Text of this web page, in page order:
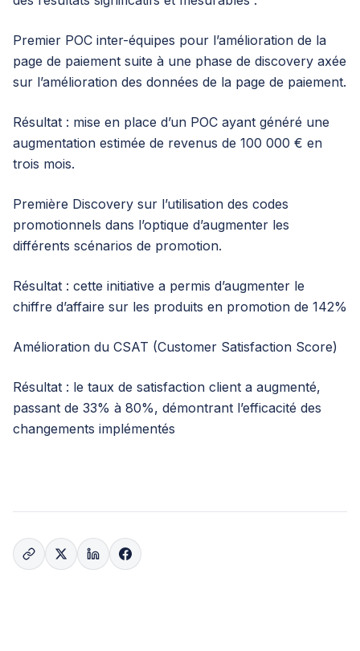
Premier POC inter-équipes pour l’amélioration de la
page de paiement suite à une phase de discovery axée
sur l’amélioration des données de la page de paiement.
Résultat : mise en place d’un POC ayant généré une
augmentation estimée de revenus de 100 000 € en
trois mois.
Première Discovery sur l’utilisation des codes
promotionnels dans l’optique d’augmenter les
différents scénarios de promotion.
Résultat : cette initiative a permis d’augmenter le
chiffre d’affaire sur les produits en promotion de 142%
Amélioration du CSAT (Customer Satisfaction Score)
Résultat : le taux de satisfaction client a augmenté,
passant de 33% à 80%, démontrant l’efficacité des
changements implémentés